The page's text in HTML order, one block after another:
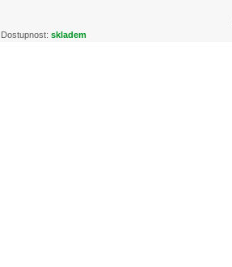
Dostupnost: skladem